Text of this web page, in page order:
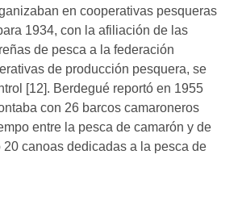
en cooperativas pesqueras
1934, con la afiliación de las
de pesca a la federación
de producción pesquera, se
[12]. Berdegué reportó en 1955
con 26 barcos camaroneros
entre la pesca de camarón y de
20 canoas dedicadas a la pesca de